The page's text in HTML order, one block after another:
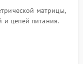
матрицы,
и цепей питания.
памяти и
SMD-компонентов